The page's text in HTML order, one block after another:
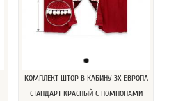
КОМПЛЕКТ ШТОР В КАБИНУ 3Х ЕВРОПА
СТАНДАРТ КРАСНЫЙ С ПОМПОНАМИ